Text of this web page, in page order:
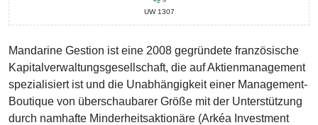
UW 1307
Mandarine Gestion ist eine 2008 gegründete französische
Kapitalverwaltungsgesellschaft, die auf Aktienmanagement
spezialisiert ist und die Unabhängigkeit einer Management-
Boutique von überschaubarer Größe mit der Unterstützung
durch namhafte Minderheitsaktionäre (Arkéa Investment